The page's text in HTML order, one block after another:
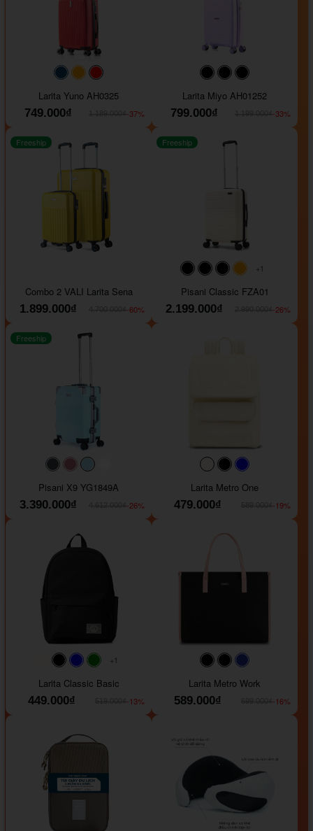
#093f69#ffa500
Larita Yuno AH0325
749.000₫
-37%
#000000#000000
Larita Miyo AH01252
799.000₫
-33%
Freeship
Combo 2 VALI Larita Sena
1.899.000₫
-60%
#000000#000000
#000000
#ffa500
+1
Freeship
Pisani Classic FZA01
2.199.000₫
-26%
#40454a#b76e79
#9ad8e7
Freeship
Pisani X9 YG1849A
3.390.000₫
-26%
#faf0e6#000000
Larita Metro One
479.000₫
-19%
#faf0e6
#000000#0000FF#008000
+1
Larita Classic Basic
449.000₫
-13%
#000000#000000
Larita Metro Work
589.000₫
-16%